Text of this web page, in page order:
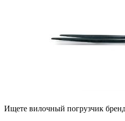
Ищете вилочный погрузчик